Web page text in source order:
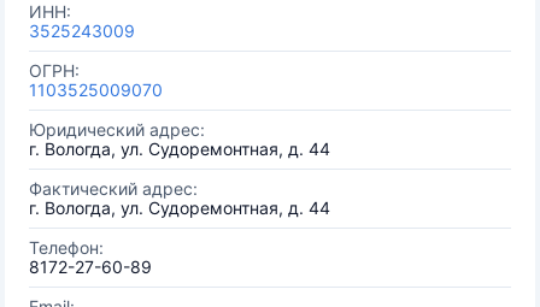
ИНН:
3525243009
ОГРН:
1103525009070
Юридический адрес:
г. Вологда, ул. Судоремонтная, д. 44
Фактический адрес:
г. Вологда, ул. Судоремонтная, д. 44
Телефон:
8172-27-60-89